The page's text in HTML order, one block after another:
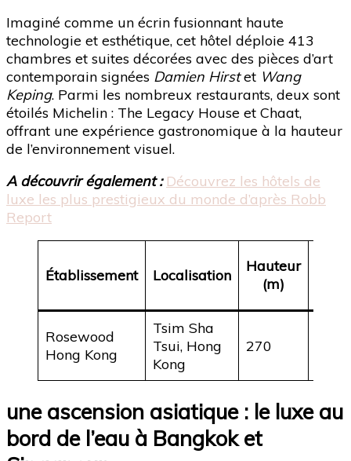
Imaginé comme un écrin fusionnant haute
technologie et esthétique, cet hôtel déploie 413
chambres et suites décorées avec des pièces d’art
contemporain signées Damien Hirstet Wang
Keping. Parmi les nombreux restaurants, deux sont
étoilés Michelin : The Legacy House et Chaat,
offrant une expérience gastronomique à la hauteur
de l’environnement visuel.
A découvrir également : Découvrez les hôtels de
luxe les plus prestigieux du monde d’après Robb
Report
Établissement Localisation
Hauteur
(m)
Rosewood
Hong Kong
Tsim Sha
Tsui, Hong
Kong
270
une ascension asiatique : le luxe au
bord de l’eau à Bangkok et